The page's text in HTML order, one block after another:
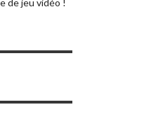
de jeu vidéo !